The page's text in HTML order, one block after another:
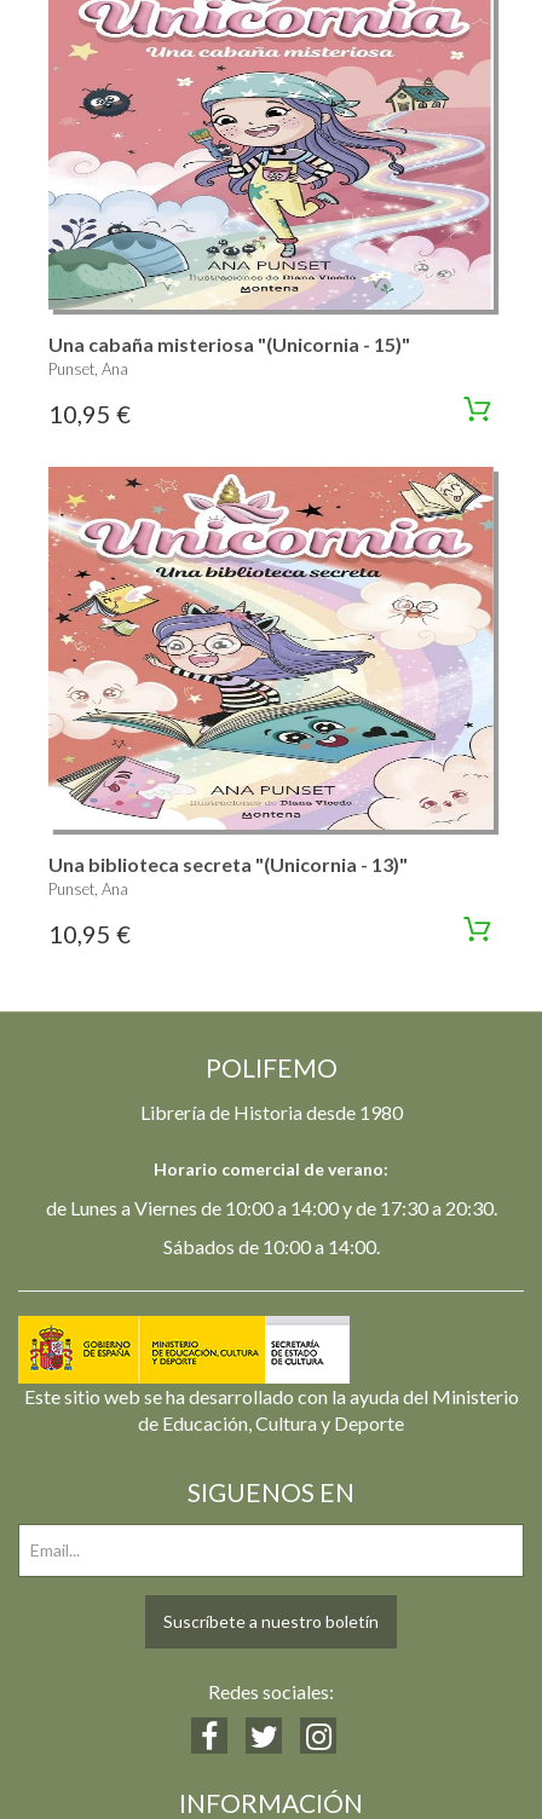
Una cabaña misteriosa "(Unicornia - 15)"
Punset, Ana
10,95 €
Una biblioteca secreta "(Unicornia - 13)"
Punset, Ana
10,95 €
POLIFEMO
Librería de Historia desde 1980
Horario comercial de verano:
de Lunes a Viernes de 10:00 a 14:00 y de 17:30 a 20:30.
Sábados de 10:00 a 14:00.
Este sitio web se ha desarrollado con la ayuda del Ministerio
de Educación, Cultura y Deporte
SIGUENOS EN
Suscríbete a nuestro boletín
Redes sociales:
INFORMACIÓN